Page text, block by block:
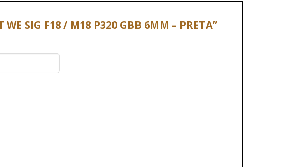
SIG F18 / M18 P320 GBB 6MM – PRETA”